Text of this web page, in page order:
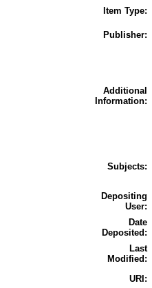
Item Type:
Publisher:
Additional
Information:
Subjects:
Depositing
User:
Date
Deposited:
Last
Modified:
URI: